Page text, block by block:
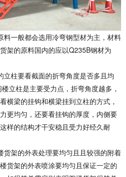
料一般都会选用冷弯钢型材为主，材料
架的原料国内的应以Q235B钢材为
柱要看截面的折弯角度是否多且均
立柱是主要受力点，折弯角度越多，
横梁的挂钩和横梁挂到立柱的方式，
更均匀，还要看挂钩的厚度，内侧要
样的结构才干安稳且受力好经久耐
货架的外表处理要均匀且且较强的附着
货架的外表喷涂要均匀且保证一定的